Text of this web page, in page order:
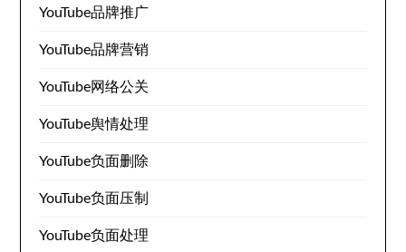
YouTube品牌推广
YouTube品牌营销
YouTube网络公关
YouTube舆情处理
YouTube负面删除
YouTube负面压制
YouTube负面处理